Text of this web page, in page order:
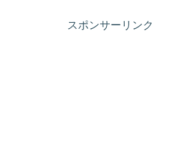
スポンサーリンク